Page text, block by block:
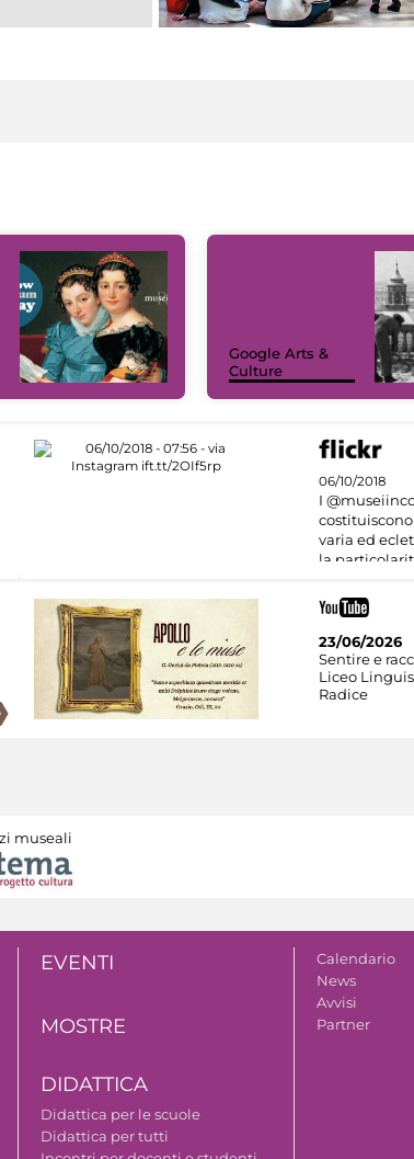
Google Arts &
Culture
06/10/2018
I
varia ed
la
23/06/2026
Sentire e
Liceo
Radice
museali
EVENTI
MOSTRE
DIDATTICA
Didattica per le scuole
Didattica per tutti
Calendario
News
Avvisi
Partner